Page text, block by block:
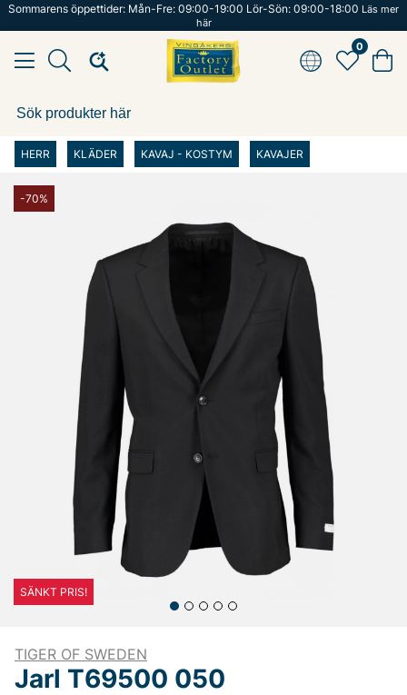
Sommarens öppettider: Mån-Fre: 09:00-19:00 Lör-Sön: 09:00-18:00 Läs mer
här
0
HERR KLÄDER KAVAJ - KOSTYM KAVAJER
-70%
SÄNKT PRIS!
TIGER OF SWEDEN
Jarl T69500 050